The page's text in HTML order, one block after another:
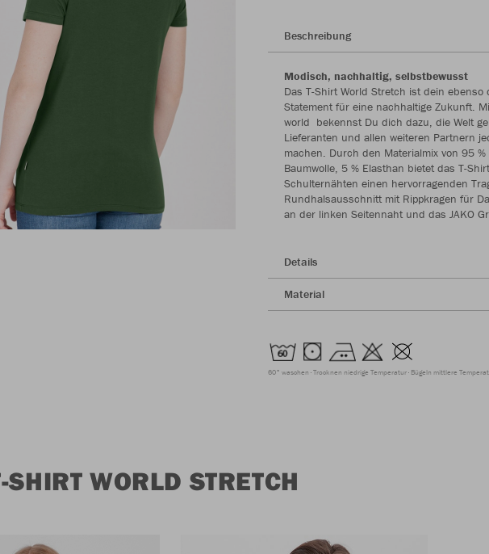
Beschreibung
Modisch, nachhaltig, selbstbewusst
Das T-Shirt World Stretch ist dein
Statement für eine nachhaltige Zukunft.
world bekennst Du dich dazu, die Welt
Lieferanten und allen weiteren Partnern
machen. Durch den Materialmix von 95
Baumwolle, 5 % Elasthan bietet das T-
Schulternähten einen hervorragenden
Rundhalsausschnitt mit Rippkragen für
an der linken Seitennaht und das JAKO
Details
Material
60° waschen Trocknen niedrige Temperatur Bügeln mittlere
WORLD STRETCH